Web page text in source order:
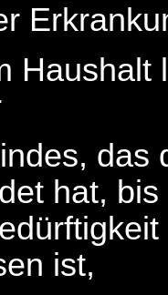
Haushalt
das
hat,
ist,